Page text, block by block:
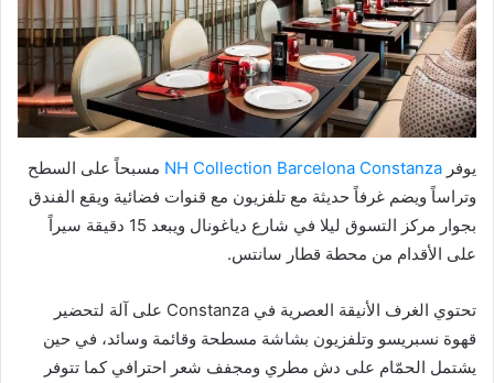
يوفر
مسبحاً على السطح
وتراساً ويضم غرفاً حديثة مع تلفزيون مع قنوات فضائية ويقع الفندق
بجوار مركز التسوق ليلا في شارع دياغونال ويبعد 15 دقيقة سيراً
على الأقدام من محطة قطار سانتس.
تحتوي الغرف الأنيقة العصرية في Constanza على آلة لتحضير
قهوة نسبريسو وتلفزيون بشاشة مسطحة وقائمة وسائد، في حين
يشتمل الحمّام على دش مطري ومجفف شعر احترافي كما تتوفر